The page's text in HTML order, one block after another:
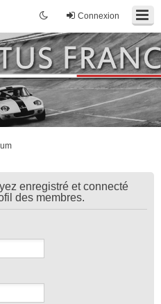
Connexion
enregistré et connecté
des membres.